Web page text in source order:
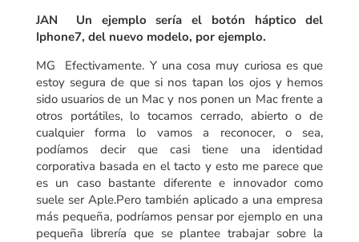
JAN Un ejemplo sería el botón háptico del
Iphone7, del nuevo modelo, por ejemplo.
MG Efectivamente. Y una cosa muy curiosa es que
estoy segura de que si nos tapan los ojos y hemos
sido usuarios de un Mac y nos ponen un Mac frente a
otros portátiles, lo tocamos cerrado, abierto o de
cualquier forma lo vamos a reconocer, o sea,
podíamos decir que casi tiene una identidad
corporativa basada en el tacto y esto me parece que
es un caso bastante diferente e innovador como
suele ser Aple.Pero también aplicado a una empresa
más pequeña, podríamos pensar por ejemplo en una
pequeña librería que se plantee trabajar sobre la